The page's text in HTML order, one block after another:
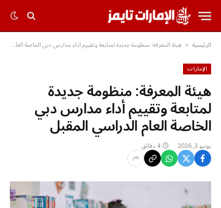
الرئيسية » هيئة المعرفة: منظومة جديدة لمتابعة وتقييم أداء مدارس دبي الخاصة العام الدراسي المقبل
الإمارات
هيئة المعرفة: منظومة جديدة
لمتابعة وتقييم أداء مدارس دبي
الخاصة العام الدراسي المقبل
يونيو 3, 2026 4 دقائق